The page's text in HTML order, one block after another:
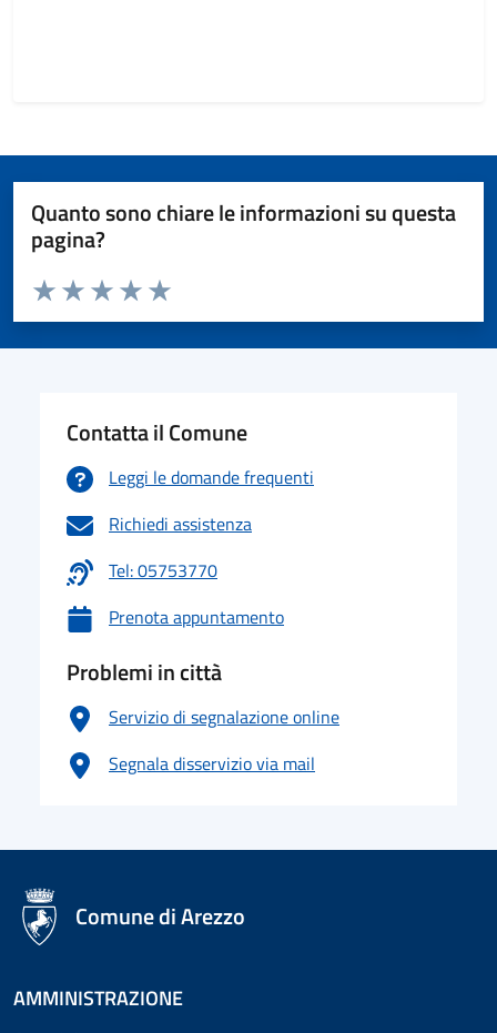
Quanto sono chiare le informazioni su questa
pagina?
Valuta da 1 a 5 stelle la pagina
Valuta 5 stelle su 5
Valuta 4 stelle su 5
Valuta 3 stelle su 5
Valuta 2 stelle su 5
Valuta 1 stelle su 5
Contatta il Comune
Leggi le domande frequenti
Richiedi assistenza
Tel: 05753770
Prenota appuntamento
Problemi in città
Servizio di segnalazione online
Segnala disservizio via mail
logo Unione Europea
Comune di Arezzo
AMMINISTRAZIONE